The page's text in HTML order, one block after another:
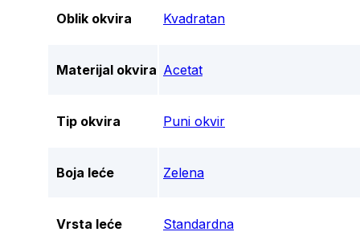
Oblik okvira Kvadratan
Materijal okvira Acetat
Tip okvira Puni okvir
Boja leće Zelena
Vrsta leće Standardna